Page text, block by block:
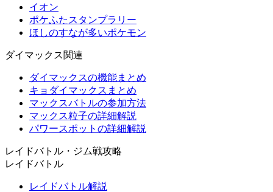
イオン
ポケふたスタンプラリー
ほしのすなが多いポケモン
ダイマックス関連
ダイマックスの機能まとめ
キョダイマックスまとめ
マックスバトルの参加方法
マックス粒子の詳細解説
パワースポットの詳細解説
レイドバトル・ジム戦攻略
レイドバトル
レイドバトル解説